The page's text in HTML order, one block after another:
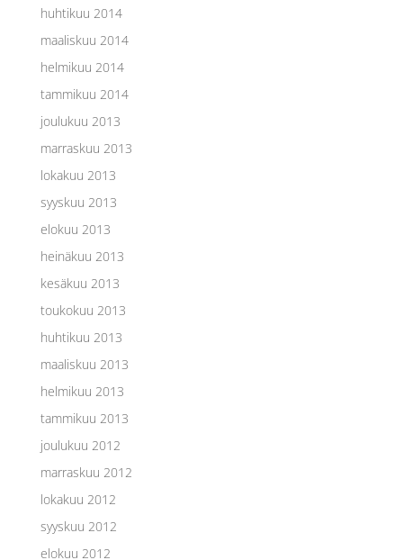
huhtikuu 2014
maaliskuu 2014
helmikuu 2014
tammikuu 2014
joulukuu 2013
marraskuu 2013
lokakuu 2013
syyskuu 2013
elokuu 2013
heinäkuu 2013
kesäkuu 2013
toukokuu 2013
huhtikuu 2013
maaliskuu 2013
helmikuu 2013
tammikuu 2013
joulukuu 2012
marraskuu 2012
lokakuu 2012
syyskuu 2012
elokuu 2012